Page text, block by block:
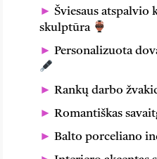
Šviesaus atspalvio
skulptūra
Personalizuota
Rankų darbo
Romantiškas
Balto porceliano